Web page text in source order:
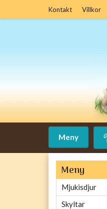
Kontakt Villkor
Meny
Meny
Mjukisdjur
Skyltar